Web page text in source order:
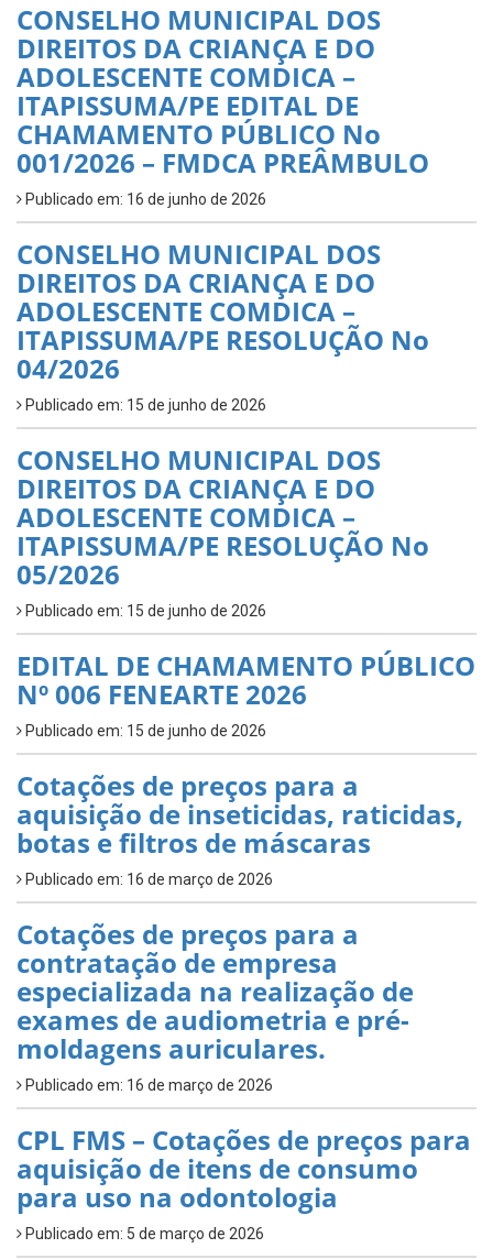
CONSELHO MUNICIPAL DOS
DIREITOS DA CRIANÇA E DO
ADOLESCENTE COMDICA –
ITAPISSUMA/PE EDITAL DE
CHAMAMENTO PÚBLICO No
001/2026 – FMDCA PREÂMBULO
Publicado em: 16 de junho de 2026
CONSELHO MUNICIPAL DOS
DIREITOS DA CRIANÇA E DO
ADOLESCENTE COMDICA –
ITAPISSUMA/PE RESOLUÇÃO No
04/2026
Publicado em: 15 de junho de 2026
CONSELHO MUNICIPAL DOS
DIREITOS DA CRIANÇA E DO
ADOLESCENTE COMDICA –
ITAPISSUMA/PE RESOLUÇÃO No
05/2026
Publicado em: 15 de junho de 2026
EDITAL DE CHAMAMENTO PÚBLICO
Nº 006 FENEARTE 2026
Publicado em: 15 de junho de 2026
Cotações de preços para a
aquisição de inseticidas, raticidas,
botas e filtros de máscaras
Publicado em: 16 de março de 2026
Cotações de preços para a
contratação de empresa
especializada na realização de
exames de audiometria e pré-
moldagens auriculares.
Publicado em: 16 de março de 2026
CPL FMS – Cotações de preços para
aquisição de itens de consumo
para uso na odontologia
Publicado em: 5 de março de 2026